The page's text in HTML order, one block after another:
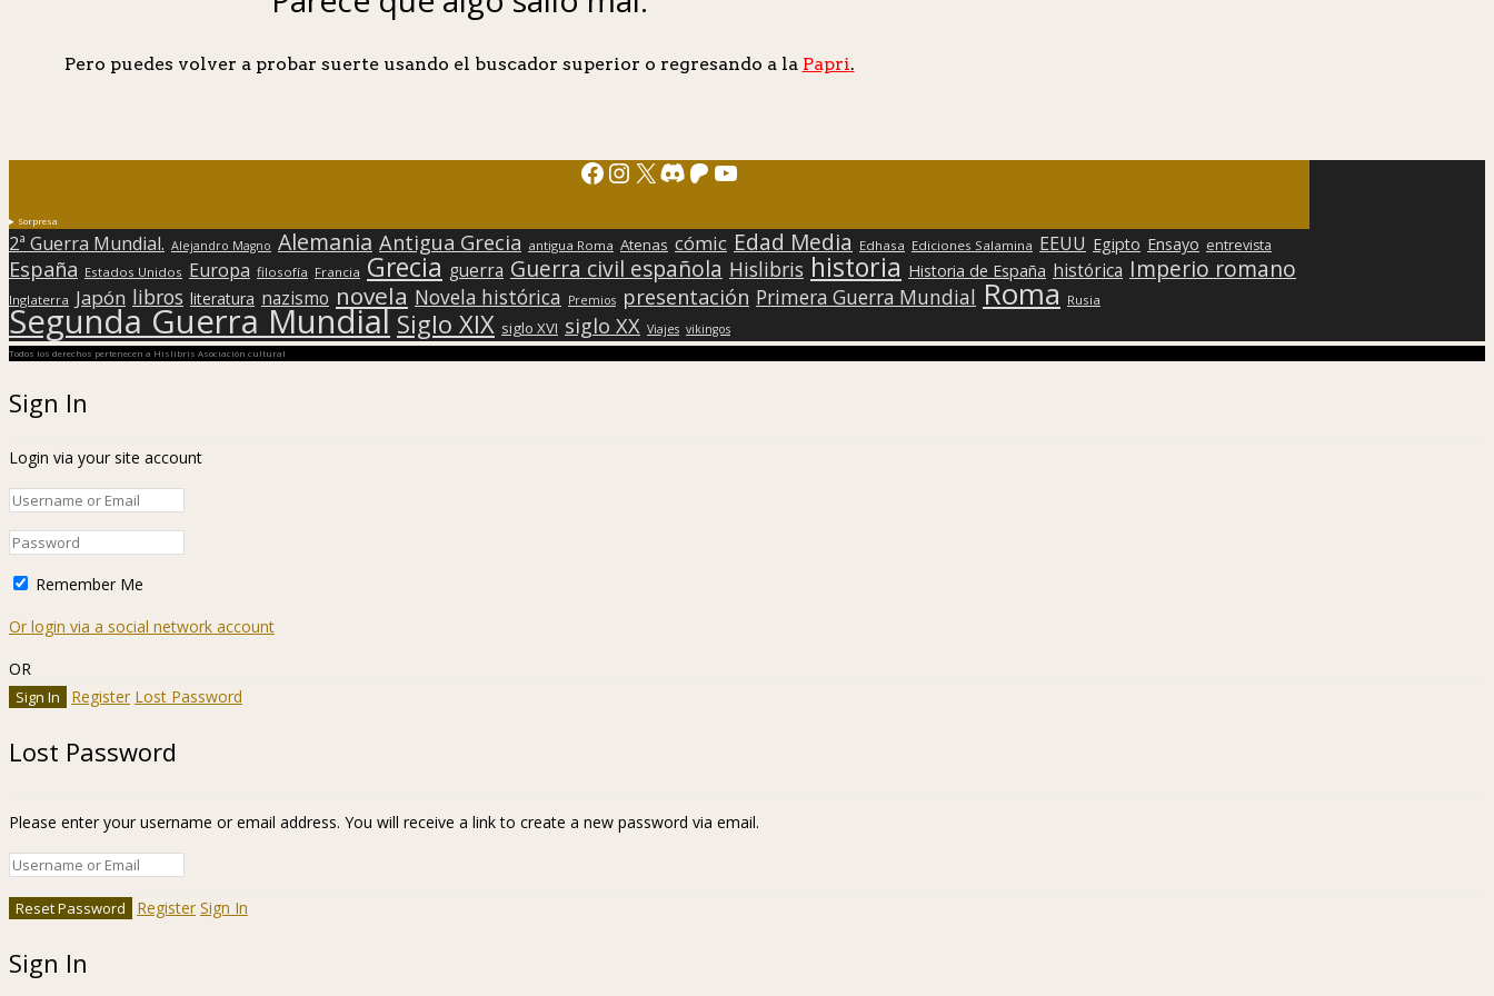
Pero puedes volver a probar suerte usando el buscador superior o regresando a la Papri.
Facebook
Instagram
X Discord
Patreon
YouTube
Sorpresa
2ª Guerra Mundial. Alejandro Magno Alemania Antigua Grecia antigua Roma Atenas cómic Edad Media Edhasa Ediciones Salamina EEUU Egipto Ensayo entrevista
España Estados Unidos Europa filosofía Francia Grecia guerra Guerra civil española Hislibris historia Historia de España histórica Imperio romano
Inglaterra Japón libros literatura nazismo novela Novela histórica Premios presentación Primera Guerra Mundial Roma Rusia
Segunda Guerra Mundial Siglo XIX siglo XVI siglo XX Viajes vikingos
Todos los derechos pertenecen a Hislibris Asociación cultural
Sign In
Login via your site account
Remember Me
Or login via a social network account
OR
Register Lost Password
Lost Password
Please enter your username or email address. You will receive a link to create a new password via email.
Register Sign In
Sign In